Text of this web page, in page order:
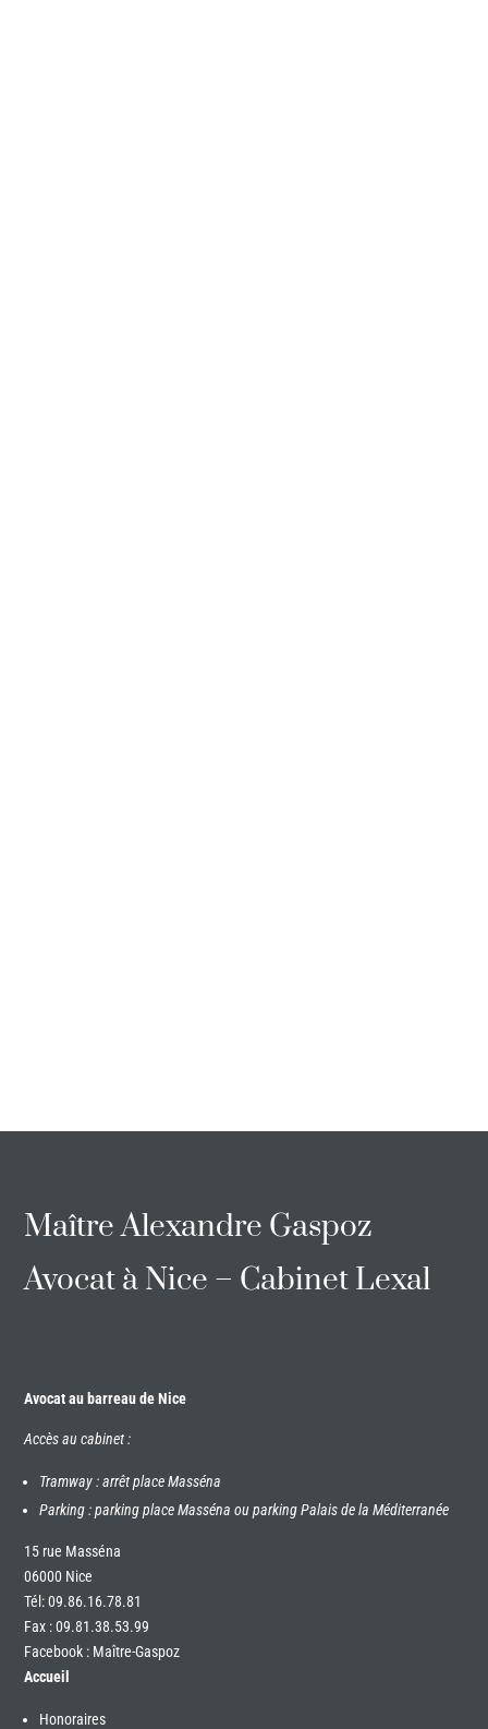
Maître Alexandre Gaspoz
Avocat à Nice – Cabinet Lexal
Avocat au barreau de Nice
Accès au cabinet :
Tramway : arrêt place Masséna
Parking : parking place Masséna ou parking Palais de la Méditerranée
15 rue Masséna
06000 Nice
Tél:09.86.16.78.81
Fax : 09.81.38.53.99
Facebook : Maître-Gaspoz
Accueil
Honoraires